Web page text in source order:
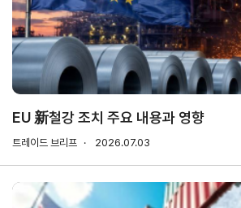
연혁
조직
소개
사업
추진
과제
출자법인
무역센터
현황
안전
보건
경영
경영방침
EU 新철강 조치 주요 내용과 영향
트레이드 브리프 2026.07.03